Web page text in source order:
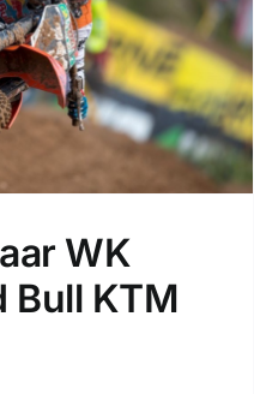
WK
Bull KTM